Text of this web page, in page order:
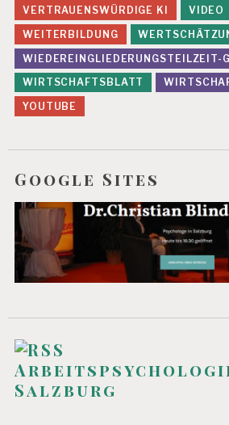
VERTRAUENSWÜRDIGE KI VIDEO
WEITERBILDUNG
WIEDEREINGLIEDERUNGSTEILZEIT-
WIRTSCHAFTSBLATT
YOUTUBE
Google Sites
Salzburg